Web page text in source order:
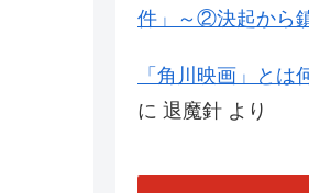
件」～②決起から
「角川映画」と
に 退魔針 より